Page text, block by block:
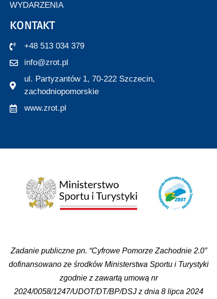
WYDARZENIA
KONTAKT
+48 513 034 379
info@zrot.pl
ul. Partyzantów 1, 70-222 Szczecin,
zachodniopomorskie
www.zrot.pl
Zadanie publiczne pn. “Cyfrowe Pomorze Zachodnie 2.0”
dofinansowano ze środków Ministerstwa Sportu i Turystyki
zgodnie z zawartą umową nr
2024/0058/1247/UDOT/DT/BP/DSJ z dnia 8 lipca 2024